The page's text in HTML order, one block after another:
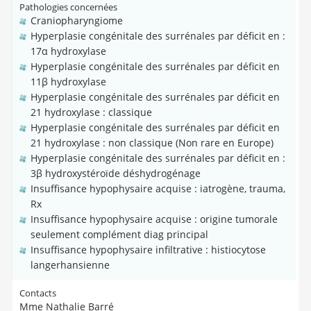
Pathologies concernées
Craniopharyngiome
Hyperplasie congénitale des surrénales par déficit en :
17α hydroxylase
Hyperplasie congénitale des surrénales par déficit en
11β hydroxylase
Hyperplasie congénitale des surrénales par déficit en
21 hydroxylase : classique
Hyperplasie congénitale des surrénales par déficit en
21 hydroxylase : non classique (Non rare en Europe)
Hyperplasie congénitale des surrénales par déficit en :
3β hydroxystéroïde déshydrogénage
Insuffisance hypophysaire acquise : iatrogène, trauma,
Rx
Insuffisance hypophysaire acquise : origine tumorale
seulement complément diag principal
Insuffisance hypophysaire infiltrative : histiocytose
langerhansienne
Contacts
Mme Nathalie Barré